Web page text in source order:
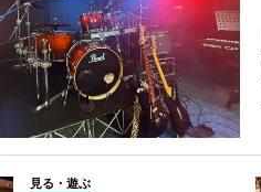
見る・遊ぶ